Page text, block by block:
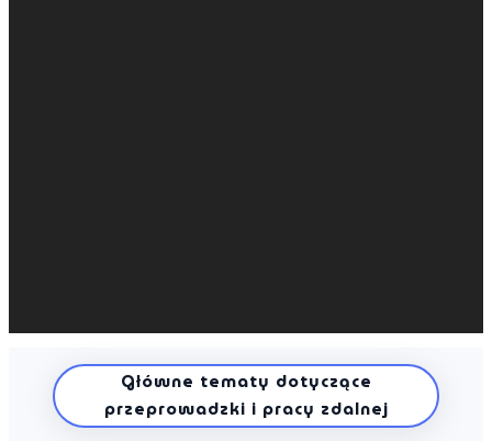
Główne tematy dotyczące
przeprowadzki i pracy zdalnej